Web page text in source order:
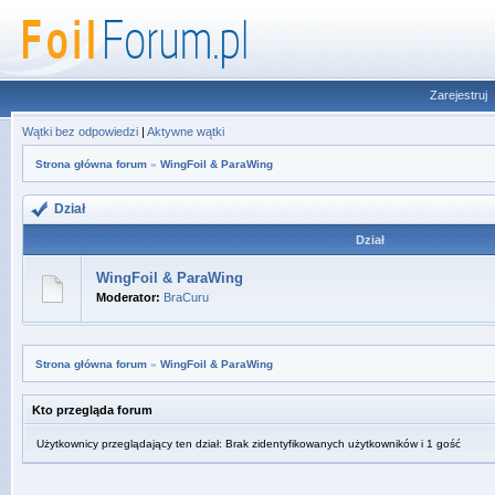
Zarejestruj
Wątki bez odpowiedzi | Aktywne wątki
Strona główna forum » WingFoil & ParaWing
Dział
Dział
WingFoil & ParaWing
Moderator: BraCuru
Strona główna forum » WingFoil & ParaWing
Kto przegląda forum
Użytkownicy przeglądający ten dział: Brak zidentyfikowanych użytkowników i 1 gość